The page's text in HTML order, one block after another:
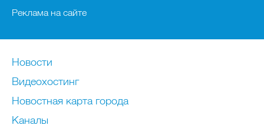
Реклама на сайте
Новости
Видеохостинг
Новостная карта города
Каналы